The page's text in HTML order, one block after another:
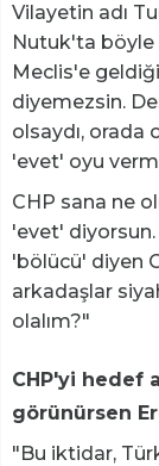
Vilayetin adı
Nutuk'ta böyle
Meclis'e
diyemezsin.
olsaydı, orada
'evet' oyu
CHP sana ne
'evet' diyorsun.
'bölücü' diyen
arkadaşlar
olalım?"
CHP'yi hedef
görünürsen
"Bu iktidar,